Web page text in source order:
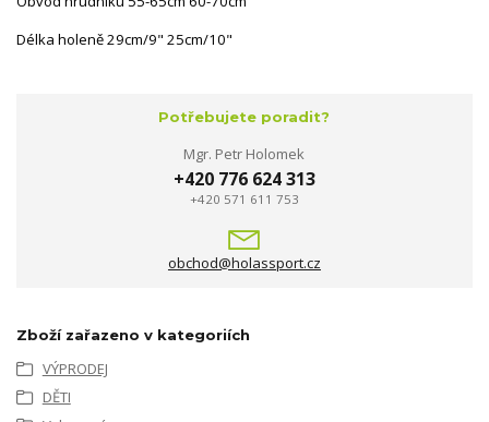
Délka holeně 29cm/9" 25cm/10"
Potřebujete poradit?
Mgr. Petr Holomek
+420 776 624 313
+420 571 611 753
obchod@holassport.cz
Zboží zařazeno v kategoriích
VÝPRODEJ
DĚTI